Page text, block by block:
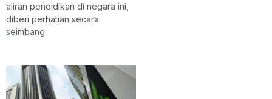
aliran pendidikan di negara ini,
diberi perhatian secara
seimbang